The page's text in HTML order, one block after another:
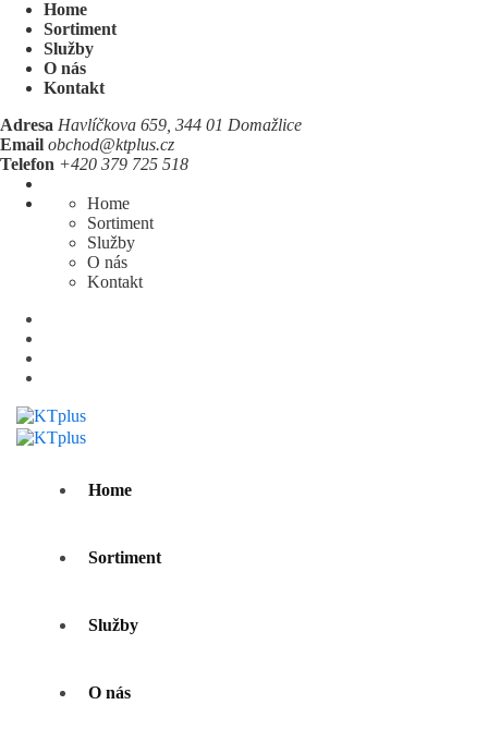
Home
Sortiment
Služby
O nás
Kontakt
Adresa Havlíčkova 659, 344 01 Domažlice
Email obchod@ktplus.cz
Telefon +420 379 725 518
Home
Sortiment
Služby
O nás
Kontakt
Home
Sortiment
Služby
O nás